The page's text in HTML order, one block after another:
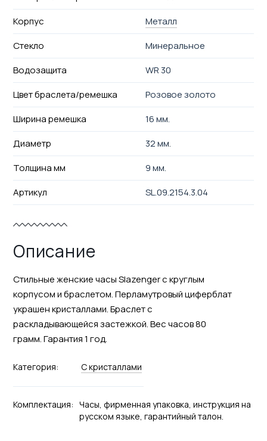
Корпус
Металл
Стекло
Минеральное
Водозащита
WR 30
Цвет браслета/ремешка
Розовое золото
Ширина ремешка
16 мм.
Диаметр
32 мм.
Толщина мм
9 мм.
Артикул
SL.09.2154.3.04
Описание
Стильные женские часы Slazenger с круглым
корпусом и браслетом. Перламутровый циферблат
украшен кристаллами. Браслет с
раскладывающейся застежкой. Вес часов 80
грамм. Гарантия 1 год.
Категория: С кристаллами
Комплектация: Часы, фирменная упаковка, инструкция на
русском языке, гарантийный талон.